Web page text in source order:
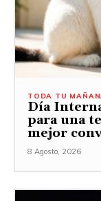
TODA TU
Día
para una
mejor
8 Agosto, 2026